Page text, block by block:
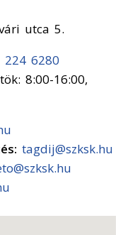
utca 5.
224 6280
8:00-16:00,
tagdij@szksk.hu